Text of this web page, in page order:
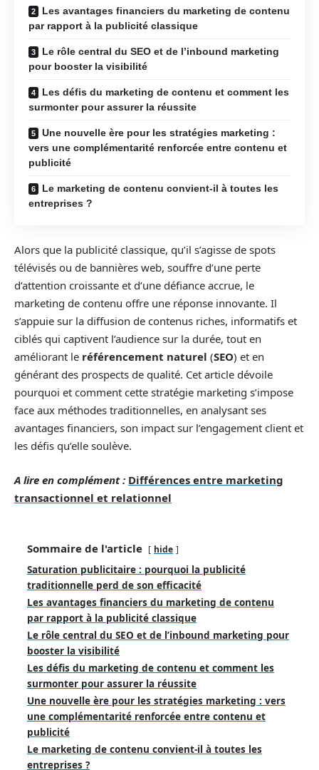
Les avantages financiers du marketing de contenu
par rapport à la publicité classique
Le rôle central du SEO et de l’inbound marketing
pour booster la visibilité
Les défis du marketing de contenu et comment les
surmonter pour assurer la réussite
Une nouvelle ère pour les stratégies marketing :
vers une complémentarité renforcée entre contenu et
publicité
Le marketing de contenu convient-il à toutes les
entreprises ?
Alors que la publicité classique, qu’il s’agisse de spots
télévisés ou de bannières web, souffre d’une perte
d’attention croissante et d’une défiance accrue, le
marketing de contenu offre une réponse innovante. Il
s’appuie sur la diffusion de contenus riches, informatifs et
ciblés qui captivent l’audience sur la durée, tout en
améliorant le référencement naturel (SEO) et en
générant des prospects de qualité. Cet article dévoile
pourquoi et comment cette stratégie marketing s’impose
face aux méthodes traditionnelles, en analysant ses
avantages financiers, son impact sur l’engagement client et
les défis qu’elle soulève.
A lire en complément : Différences entre marketing
transactionnel et relationnel
Sommaire de l'article hide
Saturation publicitaire : pourquoi la publicité
traditionnelle perd de son efficacité
Les avantages financiers du marketing de contenu
par rapport à la publicité classique
Le rôle central du SEO et de l’inbound marketing pour
booster la visibilité
Les défis du marketing de contenu et comment les
surmonter pour assurer la réussite
Une nouvelle ère pour les stratégies marketing : vers
une complémentarité renforcée entre contenu et
publicité
Le marketing de contenu convient-il à toutes les
entreprises ?